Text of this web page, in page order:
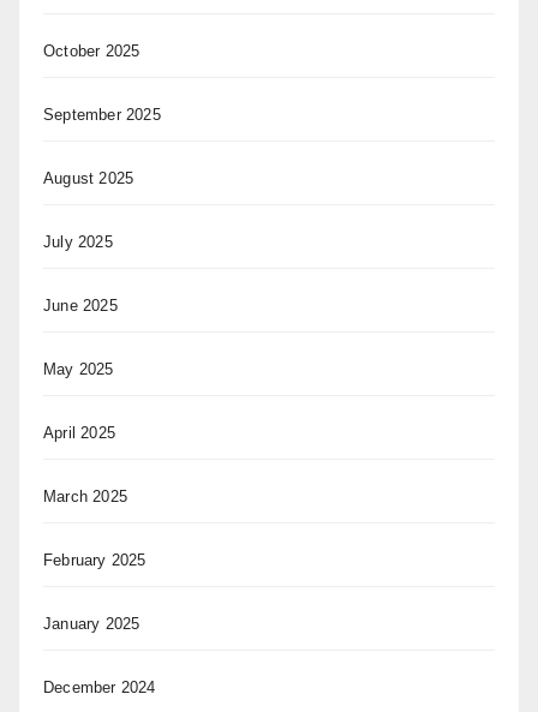
October 2025
September 2025
August 2025
July 2025
June 2025
May 2025
April 2025
March 2025
February 2025
January 2025
December 2024